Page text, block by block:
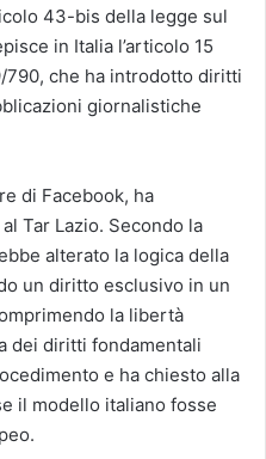
43-bis della legge sul
in Italia l’articolo 15
che ha introdotto diritti
giornalistiche
di Facebook, ha
Tar Lazio. Secondo la
alterato la logica della
un diritto esclusivo in un
la libertà
dei diritti fondamentali
e ha chiesto alla
il modello italiano fosse